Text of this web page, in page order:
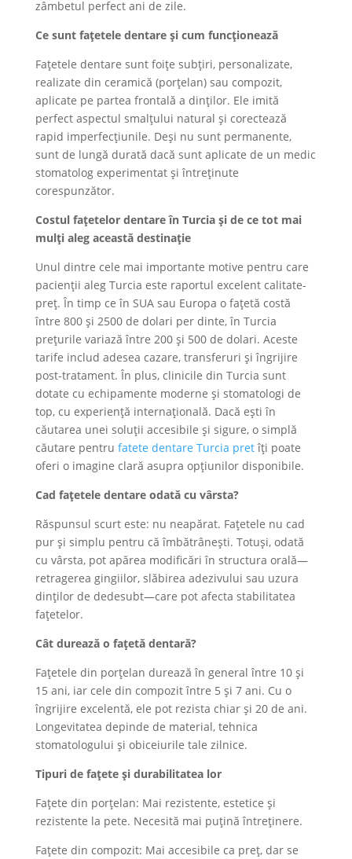
zâmbetul perfect ani de zile.
Ce sunt fațetele dentare și cum funcționează
Fațetele dentare sunt foițe subțiri, personalizate,
realizate din ceramică (porțelan) sau compozit,
aplicate pe partea frontală a dinților. Ele imită
perfect aspectul smalțului natural și corectează
rapid imperfecțiunile. Deși nu sunt permanente,
sunt de lungă durată dacă sunt aplicate de un medic
stomatolog experimentat și întreținute
corespunzător.
Costul fațetelor dentare în Turcia și de ce tot mai
mulți aleg această destinație
Unul dintre cele mai importante motive pentru care
pacienții aleg Turcia este raportul excelent calitate-
preț. În timp ce în SUA sau Europa o fațetă costă
între 800 și 2500 de dolari per dinte, în Turcia
prețurile variază între 200 și 500 de dolari. Aceste
tarife includ adesea cazare, transferuri și îngrijire
post-tratament. În plus, clinicile din Turcia sunt
dotate cu echipamente moderne și stomatologi de
top, cu experiență internațională. Dacă ești în
căutarea unei soluții accesibile și sigure, o simplă
căutare pentru fatete dentare Turcia pretîți poate
oferi o imagine clară asupra opțiunilor disponibile.
Cad fațetele dentare odată cu vârsta?
Răspunsul scurt este: nu neapărat. Fațetele nu cad
pur și simplu pentru că îmbătrânești. Totuși, odată
cu vârsta, pot apărea modificări în structura orală—
retragerea gingiilor, slăbirea adezivului sau uzura
dinților de dedesubt—care pot afecta stabilitatea
fațetelor.
Cât durează o fațetă dentară?
Fațetele din porțelan durează în general între 10 și
15 ani, iar cele din compozit între 5 și 7 ani. Cu o
îngrijire excelentă, ele pot rezista chiar și 20 de ani.
Longevitatea depinde de material, tehnica
stomatologului și obiceiurile tale zilnice.
Tipuri de fațete și durabilitatea lor
Fațete din porțelan: Mai rezistente, estetice și
rezistente la pete. Necesită mai puțină întreținere.
Fațete din compozit: Mai accesibile ca preț, dar se